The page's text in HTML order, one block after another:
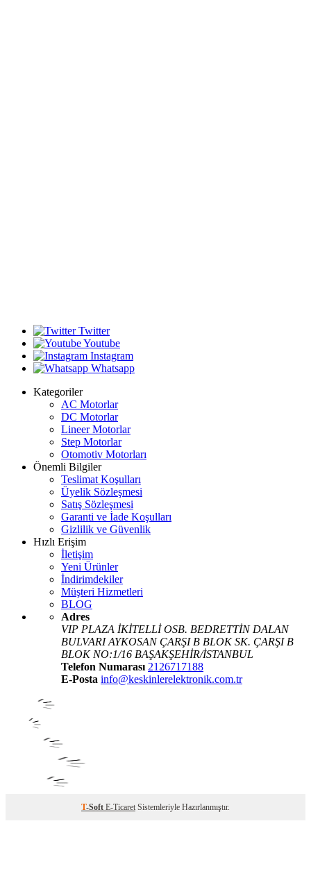
Twitter
Youtube
Instagram
Whatsapp
Kategoriler
AC Motorlar
DC Motorlar
Lineer Motorlar
Step Motorlar
Otomotiv Motorları
Önemli Bilgiler
Teslimat Koşulları
Üyelik Sözleşmesi
Satış Sözleşmesi
Garanti ve İade Koşulları
Gizlilik ve Güvenlik
Hızlı Erişim
İletişim
Yeni Ürünler
İndirimdekiler
Müşteri Hizmetleri
BLOG
Adres
VIP PLAZA İKİTELLİ OSB. BEDRETTİN DALAN
BULVARI AYKOSAN ÇARŞI B BLOK SK. ÇARŞI B
BLOK NO:1/16 BAŞAKŞEHİR/İSTANBUL
Telefon Numarası 2126717188
E-Posta info@keskinlerelektronik.com.tr
T-Soft E-Ticaret Sistemleriyle Hazırlanmıştır.